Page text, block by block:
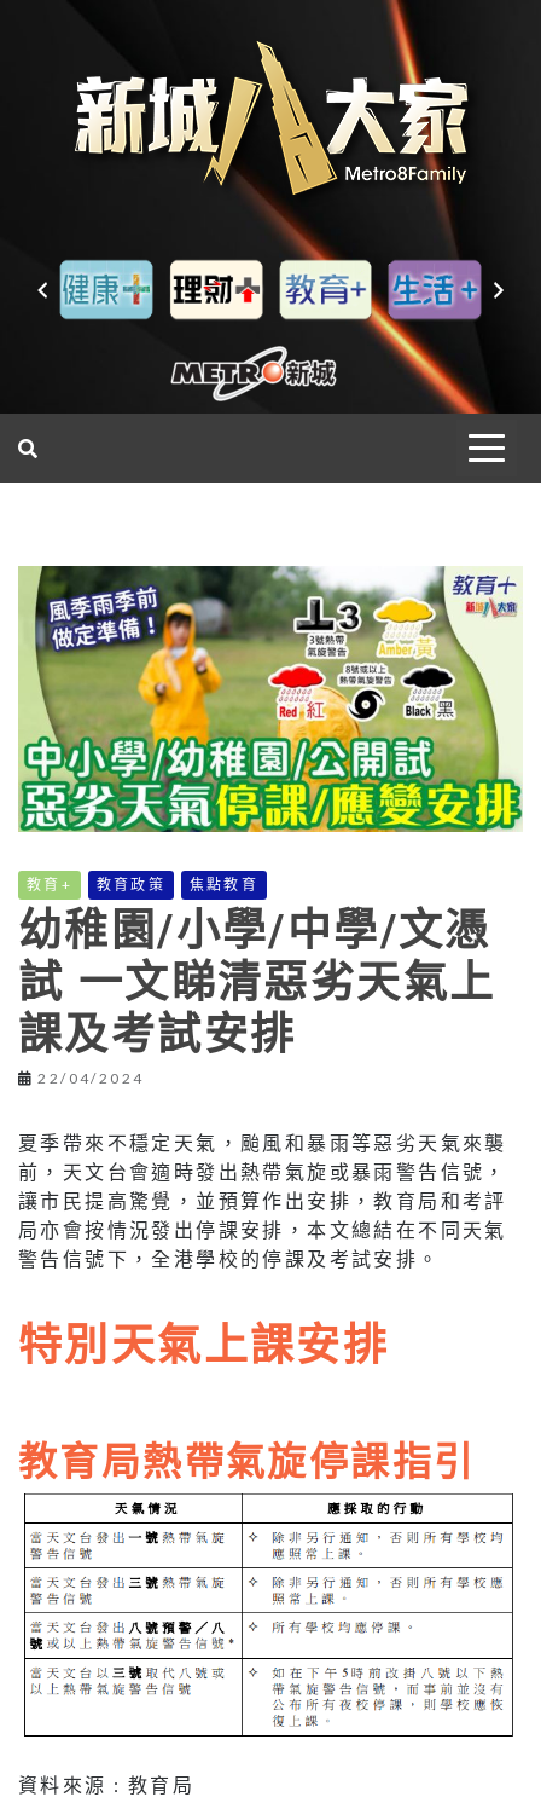
教育+ 教育政策 焦點教育
幼稚園/小學/中學/文憑
試 一文睇清惡劣天氣上
課及考試安排
22/04/2024
夏季帶來不穩定天氣，颱風和暴雨等惡劣天氣來襲
前，天文台會適時發出熱帶氣旋或暴雨警告信號，
讓市民提高驚覺，並預算作出安排，教育局和考評
局亦會按情況發出停課安排，本文總結在不同天氣
警告信號下，全港學校的停課及考試安排。
特別天氣上課安排
教育局熱帶氣旋停課指引
資料來源 : 教育局